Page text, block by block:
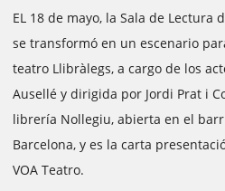
EL 18 de mayo, la Sala de Lectura
se transformó en un escenario
teatro Llibràlegs, a cargo de los
Ausellé y dirigida por Jordi Prat i
librería Nollegiu, abierta en el
Barcelona, y es la carta
VOA Teatro.